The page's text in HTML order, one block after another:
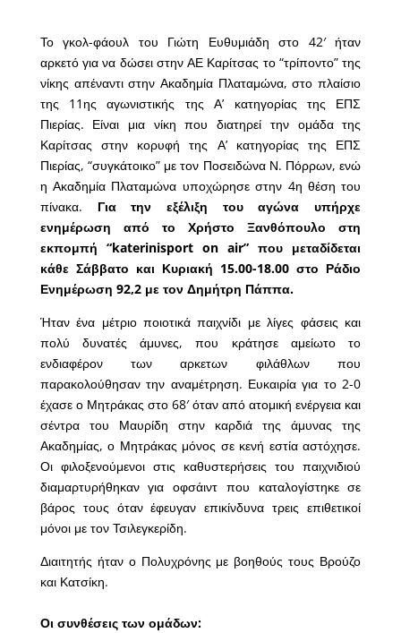
Το γκολ-φάουλ του Γιώτη Ευθυμιάδη στο 42′ ήταν
αρκετό για να δώσει στην ΑΕ Καρίτσας το “τρίποντο” της
νίκης απέναντι στην Ακαδημία Πλαταμώνα, στο πλαίσιο
της 11ης αγωνιστικής της Α’ κατηγορίας της ΕΠΣ
Πιερίας. Είναι μια νίκη που διατηρεί την ομάδα της
Καρίτσας στην κορυφή της Α’ κατηγορίας της ΕΠΣ
Πιερίας, “συγκάτοικο” με τον Ποσειδώνα Ν. Πόρρων, ενώ
η Ακαδημία Πλαταμώνα υποχώρησε στην 4η θέση του
πίνακα. Για την εξέλιξη του αγώνα υπήρχε
ενημέρωση από το Χρήστο Ξανθόπουλο στη
εκπομπή “katerinisport on air” που μεταδίδεται
κάθε Σάββατο και Κυριακή 15.00-18.00 στο Ράδιο
Ενημέρωση 92,2 με τον Δημήτρη Πάππα.
Ήταν ένα μέτριο ποιοτικά παιχνίδι με λίγες φάσεις και
πολύ δυνατές άμυνες, που κράτησε αμείωτο το
ενδιαφέρον των αρκετων φιλάθλων που
παρακολούθησαν την αναμέτρηση. Ευκαιρία για το 2-0
έχασε ο Μητράκας στο 68′ όταν από ατομική ενέργεια και
σέντρα του Μαυρίδη στην καρδιά της άμυνας της
Ακαδημίας, ο Μητράκας μόνος σε κενή εστία αστόχησε.
Οι φιλοξενούμενοι στις καθυστερήσεις του παιχνιδιού
διαμαρτυρήθηκαν για οφσάιντ που καταλογίστηκε σε
βάρος τους όταν έφευγαν επικίνδυνα τρεις επιθετικοί
μόνοι με τον Τσιλεγκερίδη.
Διαιτητής ήταν ο Πολυχρόνης με βοηθούς τους Βρούζο
και Κατσίκη.
Οι συνθέσεις των ομάδων: